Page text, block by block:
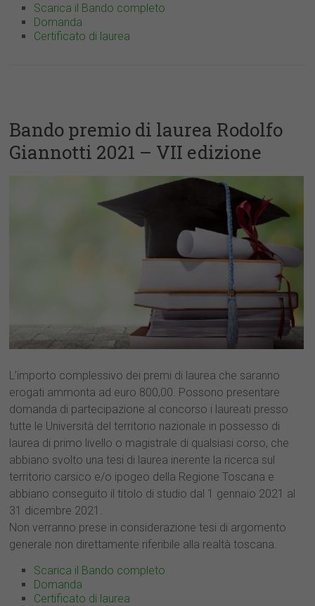
Scarica il Bando completo
Domanda
Certificato di laurea
Bando premio di laurea Rodolfo
Giannotti 2021 – VII edizione
L’importo complessivo dei premi di laurea che saranno
erogati ammonta ad euro 800,00. Possono presentare
domanda di partecipazione al concorso i laureati presso
tutte le Università del territorio nazionale in possesso di
laurea di primo livello o magistrale di qualsiasi corso, che
abbiano svolto una tesi di laurea inerente la ricerca sul
territorio carsico e/o ipogeo della Regione Toscana e
abbiano conseguito il titolo di studio dal 1 gennaio 2021 al
31 dicembre 2021.
Non verranno prese in considerazione tesi di argomento
generale non direttamente riferibile alla realtà toscana.
Scarica il Bando completo
Domanda
Certificato di laurea